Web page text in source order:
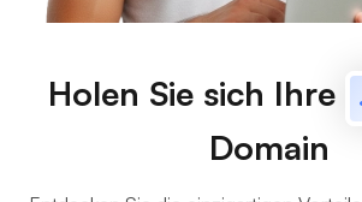
Holen Sie sich Ihre
Domain